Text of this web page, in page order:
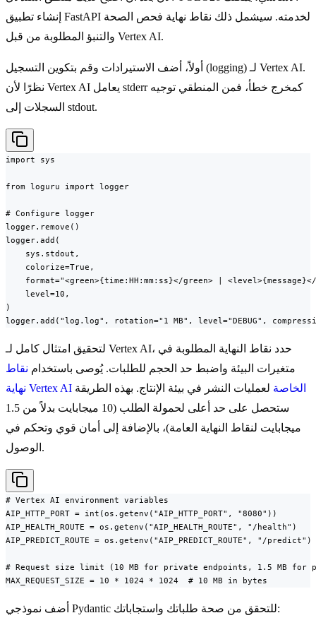
إنشاء تطبيق FastAPI لخدمته. سيشمل ذلك نقاط نهاية فحص الصحة
والتنبؤ المطلوبة من قبل Vertex AI.
أولاً، أضف الاستيرادات وقم بتكوين التسجيل (logging) لـ Vertex AI.
نظرًا لأن Vertex AI يعامل stderr كمخرج خطأ، فمن المنطقي توجيه
السجلات إلى stdout.
import sys
from loguru import logger
# Configure logger
logger.remove()
logger.add(
    sys.stdout,
    colorize=True,
format="<green>{time:HH:mm:ss}</green> |
    level=10,
)
logger.add("log.log", rotation="1 MB", level="DEBUG",
لتحقيق امتثال كامل لـ Vertex AI، حدد نقاط النهاية المطلوبة في
متغيرات البيئة واضبط حد الحجم للطلبات. يُوصى باستخدام نقاط
نهاية Vertex AI الخاصة لعمليات النشر في بيئة الإنتاج. بهذه الطريقة
ستحصل على حد أعلى لحمولة الطلب (10 ميجابايت بدلاً من 1.5
ميجابايت لنقاط النهاية العامة)، بالإضافة إلى أمان قوي وتحكم في
الوصول.
# Vertex AI environment variables
AIP_HTTP_PORT = int(os.getenv("AIP_HTTP_PORT", "8080"))
AIP_HEALTH_ROUTE = os.getenv("AIP_HEALTH_ROUTE", "/health")
AIP_PREDICT_ROUTE = os.getenv("AIP_PREDICT_ROUTE", "/predict")
# Request size limit (10 MB for private endpoints, 1.5 MB for
MAX_REQUEST_SIZE = 10 * 1024 * 1024  # 10 MB in bytes
أضف نموذجي Pydantic للتحقق من صحة طلباتك واستجاباتك: